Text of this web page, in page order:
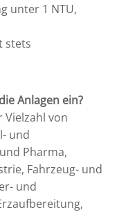
unter 1 NTU,
stets
Anlagen ein?
Vielzahl von
und
Pharma,
Fahrzeug- und
und